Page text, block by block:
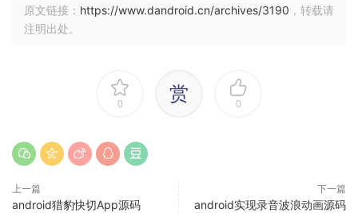
原文链接： https://www.dandroid.cn/archives/3190 ，转载请
注明出处。
0 赏 0
上一篇
android猎豹快切App源码
下一篇
android实现录音波浪动画源码